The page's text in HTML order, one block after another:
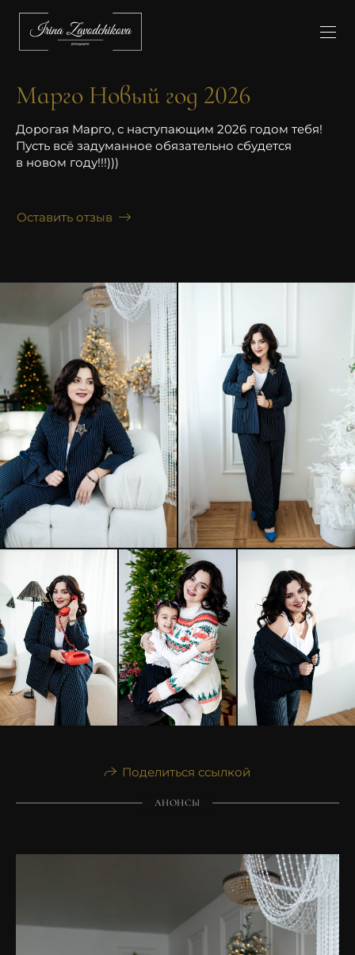
Марго Новый год 2026
Дорогая Марго, с наступающим 2026 годом тебя!
Пусть всё задуманное обязательно сбудется
в новом году!!!)))
Оставить отзыв
Поделиться ссылкой
АНОНСЫ